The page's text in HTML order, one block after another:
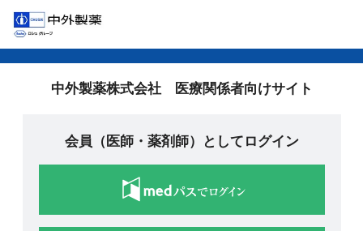
中外製薬株式会社 医療関係者向けサイト
会員（医師・薬剤師）としてログイン